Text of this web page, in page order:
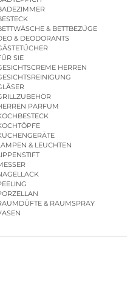
& BETTBEZÜGE
& DEODORANTS
SIE
HERREN
PARFUM
& LEUCHTEN
& RAUMSPRAY